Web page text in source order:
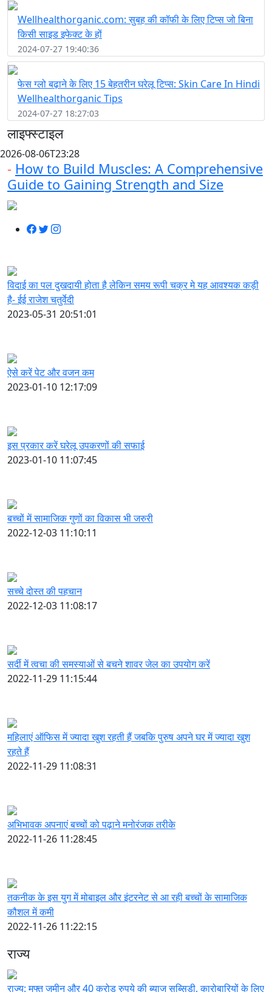
Wellhealthorganic.com: सुबह की कॉफी के लिए टिप्स जो बिना
किसी साइड इफेक्ट के हों
2024-07-27 19:40:36
फेस ग्लो बढ़ाने के लिए 15 बेहतरीन घरेलू टिप्स: Skin Care In Hindi
Wellhealthorganic Tips
2024-07-27 18:27:03
लाइफ्स्टाइल
2026-08-06T23:28
- How to Build Muscles: A Comprehensive
Guide to Gaining Strength and Size
विदाई का पल दुखदायी होता है लेकिन समय रूपी चक्र मे यह आवश्यक कड़ी
है- ईई राजेश चतुर्वेदी
2023-05-31 20:51:01
ऐसे करें पेट और वजन कम
2023-01-10 12:17:09
इस प्रकार करें घरेलू उपकरणों की सफाई
2023-01-10 11:07:45
बच्चों में सामाजिक गुणों का विकास भी जरुरी
2022-12-03 11:10:11
सच्चे दोस्त की पहचान
2022-12-03 11:08:17
सर्दी में त्वचा की समस्याओं से बचने शावर जेल का उपयोग करें
2022-11-29 11:15:44
महिलाएं ऑफिस में ज्यादा खुश रहती हैं जबकि पुरुष अपने घर में ज्यादा खुश
रहते हैं
2022-11-29 11:08:31
अभिभावक अपनाएं बच्चों को पढ़ाने मनोरंजक तरीके
2022-11-26 11:28:45
तकनीक के इस युग में मोबाइल और इंटरनेट से आ रही बच्चों के सामाजिक
कौशल में कमी
2022-11-26 11:22:15
राज्य
राज्य:मुफ्त जमीन और 40 करोड़ रुपये की ब्याज सब्सिडी, कारोबारियों के लिए